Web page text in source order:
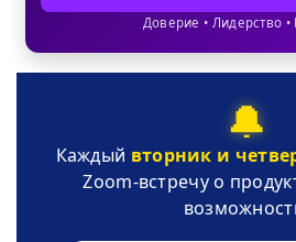
Доверие • Лидерство •
🔔
Каждый вторник и
Zoom-встречу о